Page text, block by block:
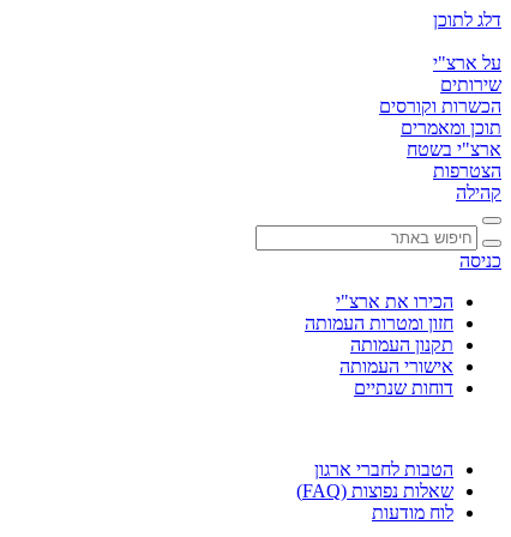
דלג לתוכן
על ארצ"י
שירותים
הכשרות וקורסים
תוכן ומאמרים
ארצ"י בשטח
הצטרפות
קהילה
כניסה
הכירו את ארצ"י
חזון ומטרות העמותה
תקנון העמותה
אישורי העמותה
דוחות שנתיים
הטבות לחברי ארגון
שאלות נפוצות (FAQ)
לוח מודעות